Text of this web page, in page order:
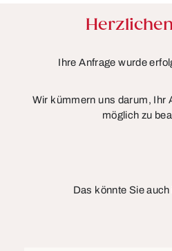
Ihre Anfrage wurde
Wir kümmern uns darum, Ihr
möglich zu
Das könnte Sie